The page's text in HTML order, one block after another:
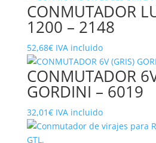
CONMUTADOR
1200 – 2148
52,68€ IVA incluido
CONMUTADOR
GORDINI – 6019
32,01€ IVA incluido